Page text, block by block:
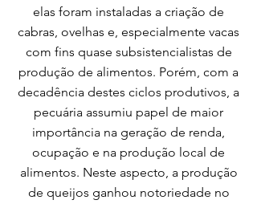
elas foram instaladas a criação de
cabras, ovelhas e, especialmente vacas
com fins quase subsistencialistas de
produção de alimentos. Porém, com a
decadência destes ciclos produtivos, a
pecuária assumiu papel de maior
importância na geração de renda,
ocupação e na produção local de
alimentos. Neste aspecto, a produção
de queijos ganhou notoriedade no